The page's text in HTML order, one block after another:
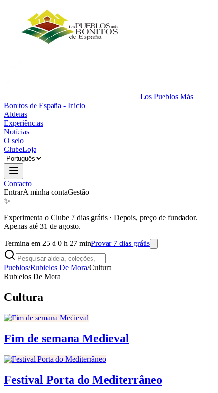
Los Pueblos Más
Bonitos de España - Inicio
Aldeias
Experiências
Notícias
O selo
ClubeLoja
Contacto
EntrarA minha contaGestão
✨
Experimenta o Clube 7 dias grátis · Depois, preço de fundador.
Apenas até 31 de agosto.
Termina em 25 d 0 h 27 minProvar 7 dias grátis
Pueblos/Rubielos De Mora/Cultura
Rubielos De Mora
Cultura
Fim de semana Medieval
Festival Porta do Mediterrâneo